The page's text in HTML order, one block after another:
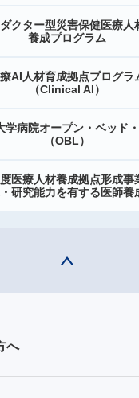
クター型災害保健医療人
養成プログラム
AI人材育成拠点プログラ
（Clinical AI）
学病院オープン・ベッド
（OBL）
医療人材養成拠点形成事
研究能力を有する医師養
へ